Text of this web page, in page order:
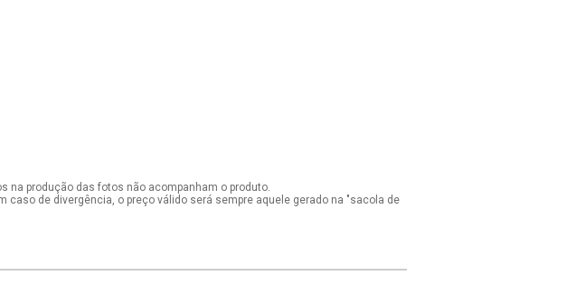
na produção das fotos não acompanham o produto.
caso de divergência, o preço válido será sempre aquele gerado na "sacola de